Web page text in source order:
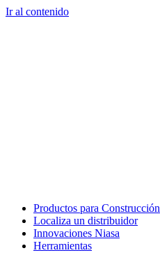
Ir al contenido
Productos para Construcción
Localiza un distribuidor
Innovaciones Niasa
Herramientas